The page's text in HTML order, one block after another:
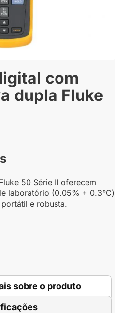
com
dupla Fluke
50 Série II oferecem
laboratório (0.05% + 0.3°C)
e robusta.
sobre o produto